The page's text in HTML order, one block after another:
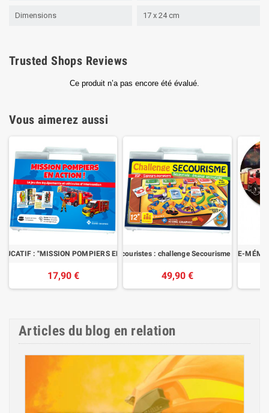
Dimensions 17 x 24 cm
Trusted Shops Reviews
Vous aimerez aussi
: "MISSION POMPIERS EN ACTION !"
17,90 €
Le jeu des secouristes : challenge Secourisme - PSE/
49,90 €
LE DISQUE-
Articles du blog en relation